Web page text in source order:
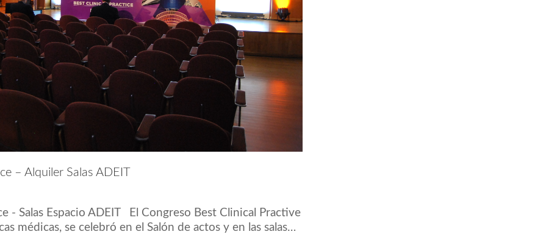
– Alquiler Salas ADEIT
- Salas Espacio ADEIT El Congreso Best Clinical Practive
médicas, se celebró en el Salón de actos y en las salas…